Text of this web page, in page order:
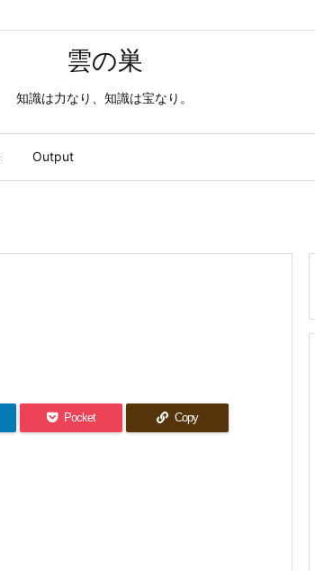
雲の巣
知識は力なり、知識は宝なり。
Output
Pocket Copy